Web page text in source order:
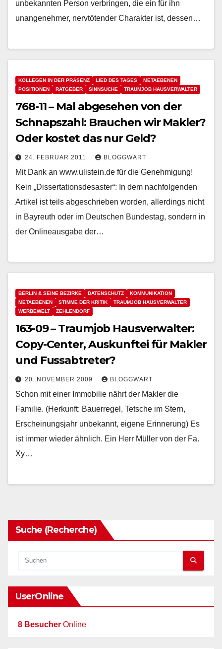
unbekannten Person verbringen, die ein für ihn
unangenehmer, nervtötender Charakter ist, dessen…
KOLLEGEN IN DER PRÄSENZ LIED DES TAGES
METAEBENEN
POSITIONEN
RATGEBER SINNSUCHE TRAUMJOB HAUSVERWALTER
768-11 – Mal abgesehen von der
Schnapszahl: Brauchen wir Makler?
Oder kostet das nur Geld?
24. FEBRUAR 2011 BLOGGWART
Mit Dank an www.ulistein.de für die Genehmigung!
Kein „Dissertationsdesaster“: In dem nachfolgenden
Artikel ist teils abgeschrieben worden, allerdings nicht
in Bayreuth oder im Deutschen Bundestag, sondern in
der Onlineausgabe der…
BERLIN & SEINE BEZIRKE DATENSCHUTZ
KOMMUNIKATION
METAEBENEN
STIMME DER KRITIK
TRAUMJOB HAUSVERWALTER
WERBEWELT
ZEHLENDORF
163-09 – Traumjob Hausverwalter:
Copy-Center, Auskunftei für Makler
und Fussabtreter?
20. NOVEMBER 2009 BLOGGWART
Schon mit einer Immobilie nährt der Makler die
Familie. (Herkunft: Bauerregel, Tetsche im Stern,
Erscheinungsjahr unbekannt, eigene Erinnerung) Es
ist immer wieder ähnlich. Ein Herr Müller von der Fa.
Xy…
Suche (Recherche)
UserOnline
8 Besucher Online